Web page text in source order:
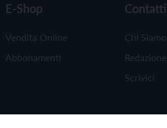
E-Shop
Vendita Online
Abbonamenti
Contatti
Chi Siamo
Redazione
Scrivici